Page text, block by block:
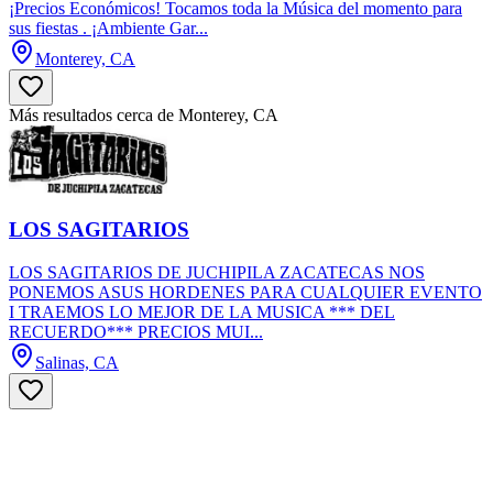
¡Precios Económicos! Tocamos toda la Música del momento para
sus fiestas . ¡Ambiente Gar...
Monterey, CA
Más resultados cerca de Monterey, CA
LOS SAGITARIOS
LOS SAGITARIOS DE JUCHIPILA ZACATECAS NOS
PONEMOS ASUS HORDENES PARA CUALQUIER EVENTO
I TRAEMOS LO MEJOR DE LA MUSICA *** DEL
RECUERDO*** PRECIOS MUI...
Salinas, CA